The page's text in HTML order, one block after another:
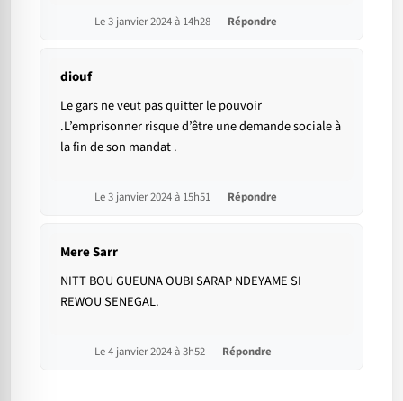
Le 3 janvier 2024 à 14h28 Répondre
diouf
Le gars ne veut pas quitter le pouvoir
.L’emprisonner risque d’être une demande sociale à
la fin de son mandat .
Le 3 janvier 2024 à 15h51 Répondre
Mere Sarr
NITT BOU GUEUNA OUBI SARAP NDEYAME SI
REWOU SENEGAL.
Le 4 janvier 2024 à 3h52 Répondre